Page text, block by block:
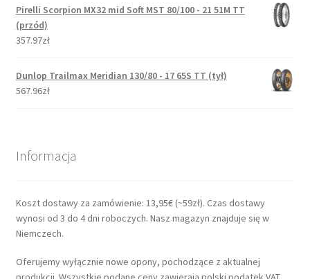
Pirelli Scorpion MX32 mid Soft MST 80/100 - 21 51M TT
(przód)
357.97zł
Dunlop Trailmax Meridian 130/80 - 17 65S TT (tył)
567.96zł
Informacja
Koszt dostawy za zamówienie: 13,95€ (~59zł). Czas dostawy
wynosi od 3 do 4 dni roboczych. Nasz magazyn znajduje się w
Niemczech.
Oferujemy wyłącznie nowe opony, pochodzące z aktualnej